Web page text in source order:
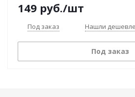
149 руб./шт
Под заказ Нашли
Под заказ